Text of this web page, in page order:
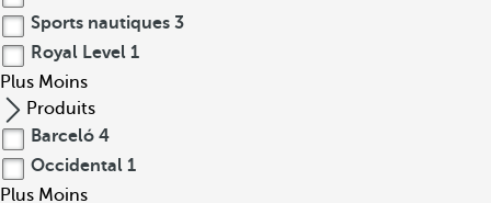
Sports nautiques 3
Royal Level 1
Plus Moins
Produits
Barceló 4
Occidental 1
Plus Moins